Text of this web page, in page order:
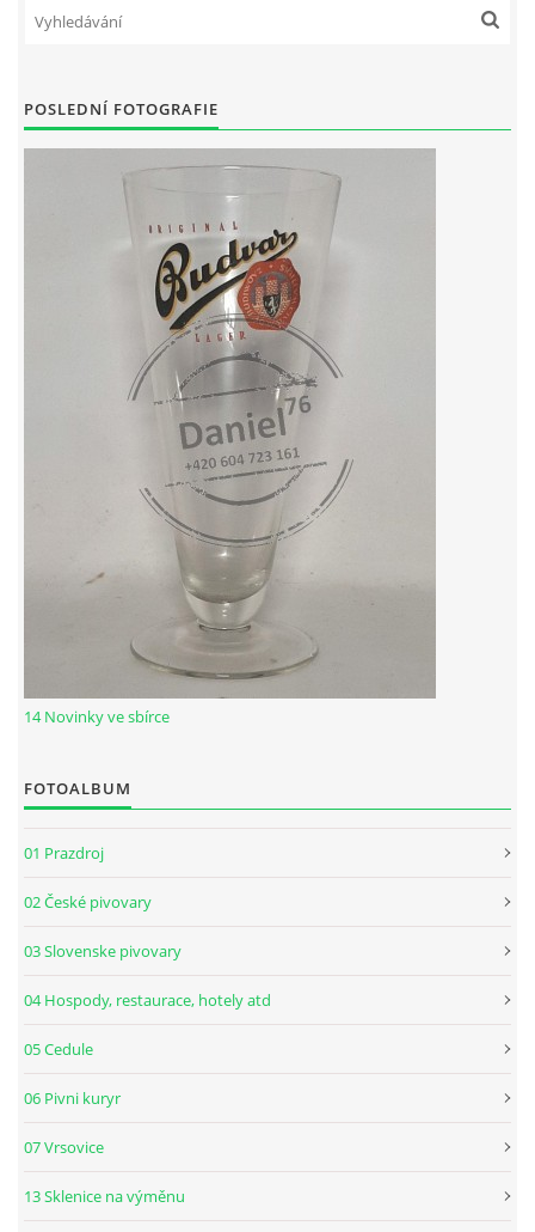
POSLEDNÍ FOTOGRAFIE
14 Novinky ve sbírce
FOTOALBUM
01 Prazdroj
02 České pivovary
03 Slovenske pivovary
04 Hospody, restaurace, hotely atd
05 Cedule
06 Pivni kuryr
07 Vrsovice
13 Sklenice na výměnu